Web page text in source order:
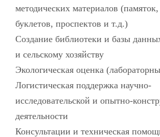
методических материалов
буклетов, проспектов и т.д.)
Создание библиотеки и базы
и сельскому хозяйству
Экологическая оценка
Логистическая поддержка научно-
исследовательской и опытно-
деятельности
Консультации и техническая